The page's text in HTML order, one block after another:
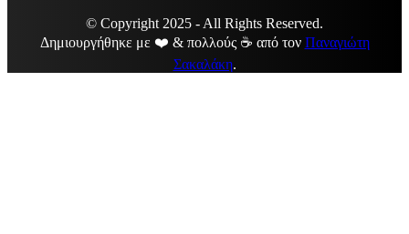
© Copyright 2025 - All Rights Reserved.
Δημιουργήθηκε με ❤️ & πολλούς ☕ από τον Παναγιώτη
Σακαλάκη.